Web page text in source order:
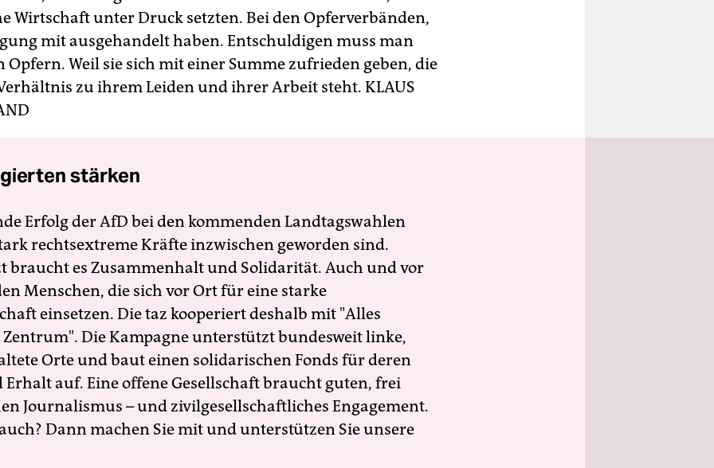
Wirtschaft unter Druck setzten. Bei den Opferverbänden,
mit ausgehandelt haben. Entschuldigen muss man
Opfern. Weil sie sich mit einer Summe zufrieden geben, die
zu ihrem Leiden und ihrer Arbeit steht. KLAUS
stärken
Erfolg der AfD bei den kommenden Landtagswahlen
rechtsextreme Kräfte inzwischen geworden sind.
braucht es Zusammenhalt und Solidarität. Auch und vor
Menschen, die sich vor Ort für eine starke
einsetzen. Die taz kooperiert deshalb mit "Alles
Die Kampagne unterstützt bundesweit linke,
Orte und baut einen solidarischen Fonds für deren
Erhalt auf. Eine offene Gesellschaft braucht guten, frei
Journalismus – und zivilgesellschaftliches Engagement.
Dann machen Sie mit und unterstützen Sie unsere